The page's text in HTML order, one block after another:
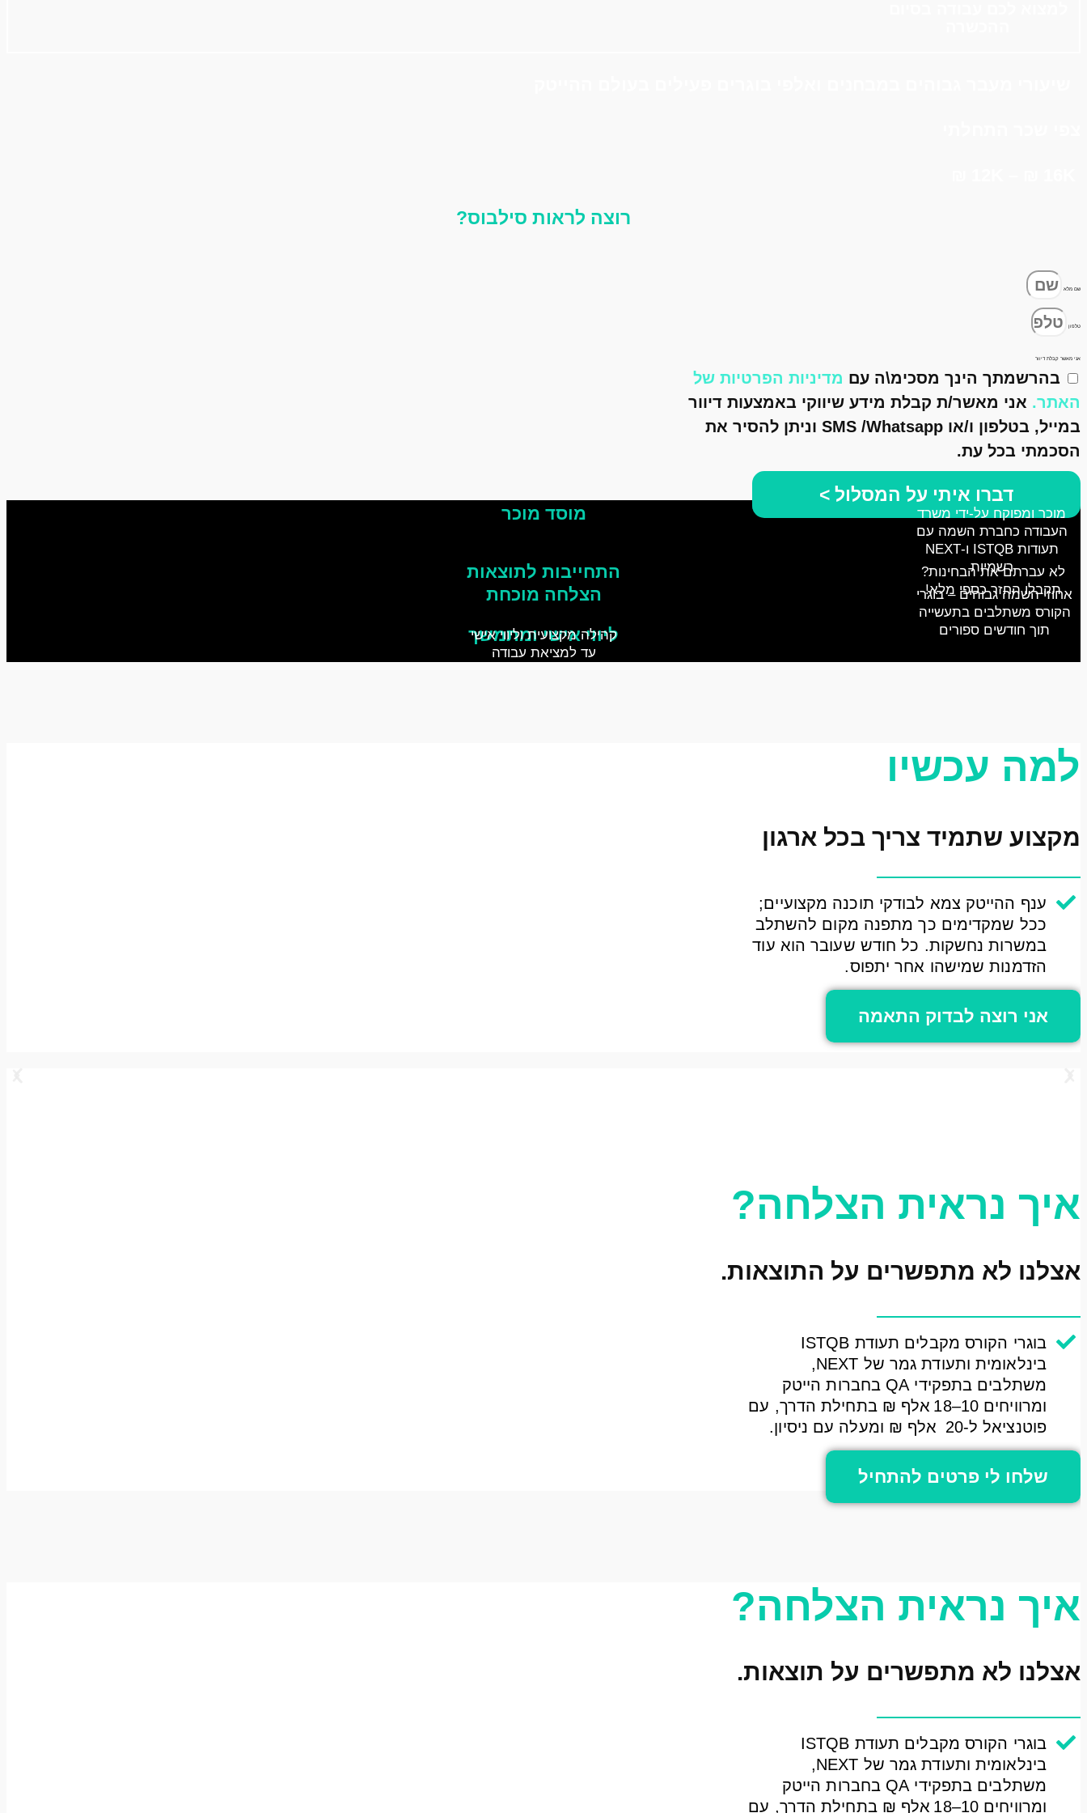
רוצה לראות סילבוס?
שם מלא
טלפון
אני מאשר קבלת דיוור
בהרשמתך הינך מסכימ\ה עם מדיניות הפרטיות של
האתר. אני מאשר/ת קבלת מידע שיווקי באמצעות דיוור
במייל, בטלפון ו/או SMS /Whatsapp וניתן להסיר את
הסכמתי בכל עת.
דברו איתי על המסלול >
מוסד מוכר
מוכר ומפוקח על‑ידי משרד
העבודה כחברת השמה עם
תעודות ISTQB ו‑NEXT
רשמיות
התחייבות לתוצאות
לא עברתם את הבחינות?
תקבלו החזר כספי מלא!
הצלחה מוכחת
אחוזי השמה גבוהים – בוגרי
הקורס משתלבים בתעשייה
תוך חודשים ספורים
ליווי אישי ומתמשך
קהילה מקצועית וליווי אישי
עד למציאת עבודה
למה עכשיו
מקצוע שתמיד צריך בכל ארגון
ענף ההייטק צמא לבודקי תוכנה מקצועיים;
ככל שמקדימים כך מתפנה מקום להשתלב
במשרות נחשקות. כל חודש שעובר הוא עוד
הזדמנות שמישהו אחר יתפוס.
אני רוצה לבדוק התאמה
איך נראית הצלחה?
אצלנו לא מתפשרים על התוצאות.
בוגרי הקורס מקבלים תעודת ISTQB
בינלאומית ותעודת גמר של NEXT,
משתלבים בתפקידי QA בחברות הייטק
ומרוויחים 10–18 אלף ₪ בתחילת הדרך, עם
פוטנציאל ל‑20 אלף ₪ ומעלה עם ניסיון.
שלחו לי פרטים להתחיל
איך נראית הצלחה?
אצלנו לא מתפשרים על תוצאות.
בוגרי הקורס מקבלים תעודת ISTQB
בינלאומית ותעודת גמר של NEXT,
משתלבים בתפקידי QA בחברות הייטק
ומרוויחים 10–18 אלף ₪ בתחילת הדרך, עם